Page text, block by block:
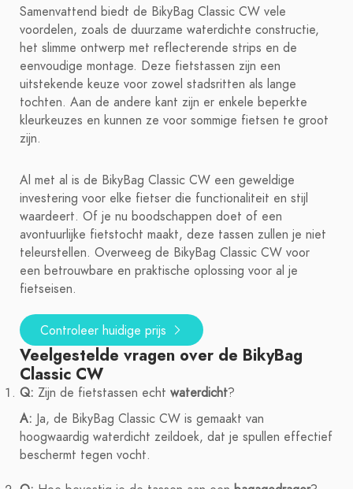
Samenvattend biedt de BikyBag Classic CW vele
voordelen, zoals de duurzame waterdichte constructie,
het slimme ontwerp met reflecterende strips en de
eenvoudige montage. Deze fietstassen zijn een
uitstekende keuze voor zowel stadsritten als lange
tochten. Aan de andere kant zijn er enkele beperkte
kleurkeuzes en kunnen ze voor sommige fietsen te groot
zijn.
Al met al is de BikyBag Classic CW een geweldige
investering voor elke fietser die functionaliteit en stijl
waardeert. Of je nu boodschappen doet of een
avontuurlijke fietstocht maakt, deze tassen zullen je niet
teleurstellen. Overweeg de BikyBag Classic CW voor
een betrouwbare en praktische oplossing voor al je
fietseisen.
Controleer huidige prijs
Veelgestelde vragen over de BikyBag
Classic CW
Q: Zijn de fietstassen echt waterdicht?
A: Ja, de BikyBag Classic CW is gemaakt van
hoogwaardig waterdicht zeildoek, dat je spullen effectief
beschermt tegen vocht.